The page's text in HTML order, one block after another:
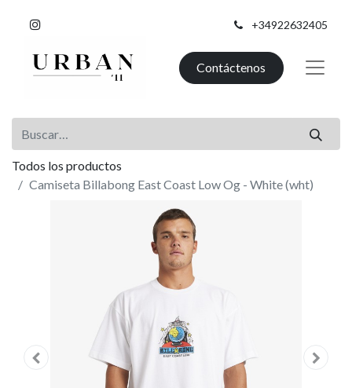
+34922632405
Contáctenos
Todos los productos
Camiseta Billabong East Coast Low Og - White (wht)